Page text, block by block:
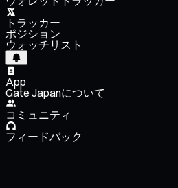
トラッカー
ポジション
ウォッチリスト
App
Gate Japanについて
コミュニティ
フィードバック